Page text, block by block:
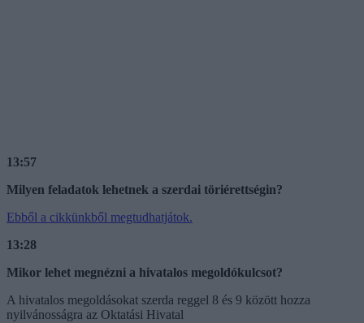
13:57
Milyen feladatok lehetnek a szerdai töriérettségin?
Ebből a cikkünkből megtudhatjátok.
13:28
Mikor lehet megnézni a hivatalos megoldókulcsot?
A hivatalos megoldásokat szerda reggel 8 és 9 között hozza
nyilvánosságra az Oktatási Hivatal